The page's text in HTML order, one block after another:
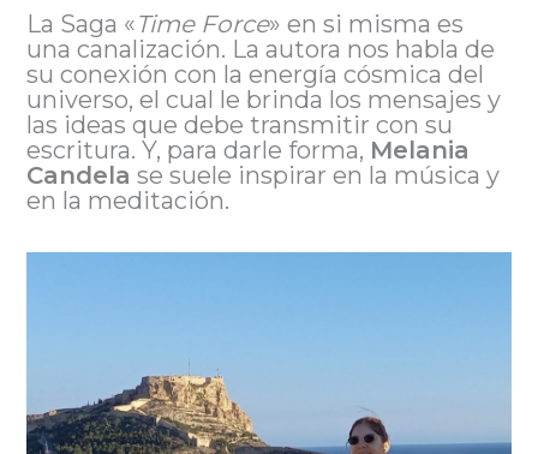
La Saga «Time Force» en si misma es
una canalización. La autora nos habla de
su conexión con la energía cósmica del
universo, el cual le brinda los mensajes y
las ideas que debe transmitir con su
escritura. Y, para darle forma, Melania
Candela se suele inspirar en la música y
en la meditación.